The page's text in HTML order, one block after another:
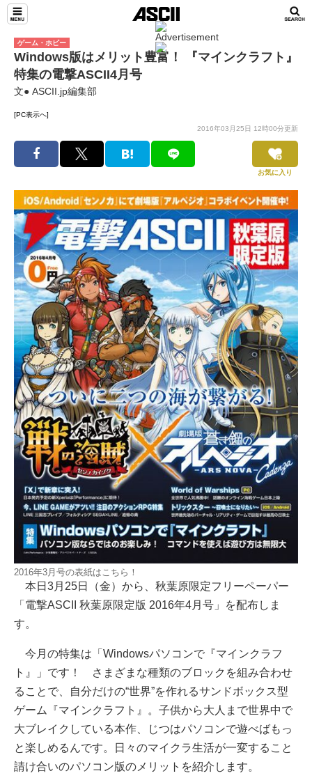
ゲーム・ホビー
Windows版はメリット豊富！ 『マインクラフト』
特集の電撃ASCII4月号
文● ASCII.jp編集部
[PC表示へ]
2016年03月25日 12時00分更新
お気に入り
2016年3月号の表紙はこちら！
本日3月25日（金）から、秋葉原限定フリーペーパー
「電撃ASCII 秋葉原限定版 2016年4月号」を配布しま
す。
今月の特集は「Windowsパソコンで『マインクラフ
ト』」です！ さまざまな種類のブロックを組み合わせ
ることで、自分だけの“世界”を作れるサンドボックス型
ゲーム『マインクラフト』。子供から大人まで世界中で
大ブレイクしている本作、じつはパソコンで遊べばもっ
と楽しめるんです。日々のマイクラ生活が一変すること
請け合いのパソコン版のメリットを紹介します。